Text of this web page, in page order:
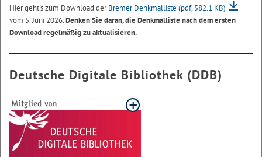
Hier geht's zum Download derBremer Denkmalliste (pdf, 582.1 KB)
vom 5. Juni 2026.Denken Sie daran, die Denkmalliste nach dem ersten
Download regelmäßig zu aktualisieren.
Deutsche Digitale Bibliothek (DDB)